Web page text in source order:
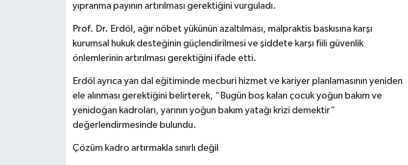
yıpranma payının artırılması gerektiğini vurguladı.
Prof. Dr. Erdöl, ağır nöbet yükünün azaltılması, malpraktis baskısına karşı
kurumsal hukuk desteğinin güçlendirilmesi ve şiddete karşı fiili güvenlik
önlemlerinin artırılması gerektiğini ifade etti.
Erdöl ayrıca yan dal eğitiminde mecburi hizmet ve kariyer planlamasının yeniden
ele alınması gerektiğini belirterek, “Bugün boş kalan çocuk yoğun bakım ve
yenidoğan kadroları, yarının yoğun bakım yatağı krizi demektir”
değerlendirmesinde bulundu.
Çözüm kadro artırmakla sınırlı değil